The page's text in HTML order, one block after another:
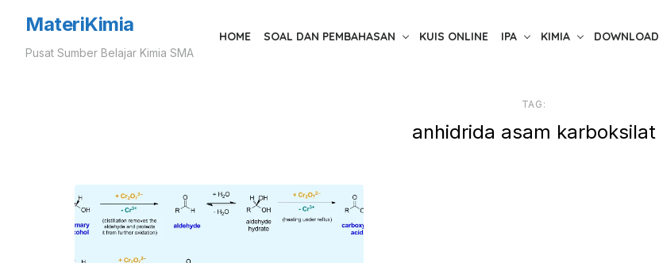
MateriKimia
Pusat Sumber Belajar Kimia SMA
HOME SOAL DAN PEMBAHASAN KUIS ONLINE IPA KIMIA DOWNLOAD
TAG:
anhidrida asam karboksilat